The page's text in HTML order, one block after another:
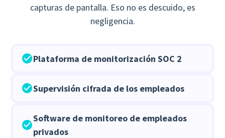
capturas de pantalla. Eso no es descuido, es
negligencia.
Plataforma de monitorización SOC 2
Supervisión cifrada de los empleados
Software de monitoreo de empleados
privados